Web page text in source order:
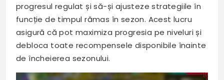
progresul regulat și să-și ajusteze strategiile în
funcție de timpul rămas în sezon. Acest lucru
asigură că pot maximiza progresia pe niveluri și
debloca toate recompensele disponibile înainte
de încheierea sezonului.